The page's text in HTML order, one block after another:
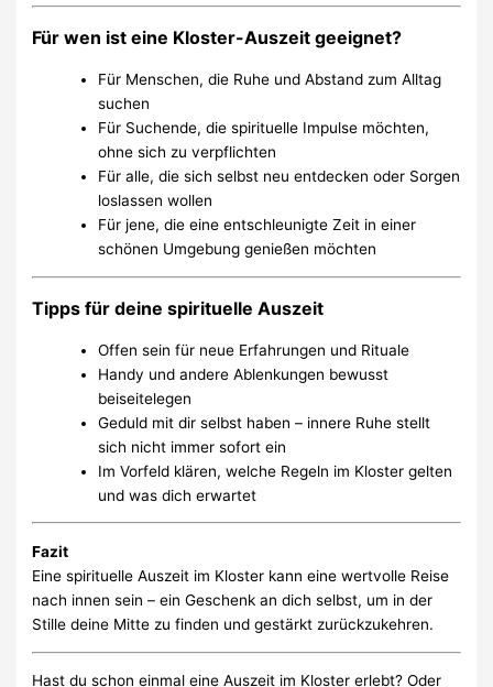
Für wen ist eine Kloster-Auszeit geeignet?
Für Menschen, die Ruhe und Abstand zum Alltag
suchen
Für Suchende, die spirituelle Impulse möchten,
ohne sich zu verpflichten
Für alle, die sich selbst neu entdecken oder Sorgen
loslassen wollen
Für jene, die eine entschleunigte Zeit in einer
schönen Umgebung genießen möchten
Tipps für deine spirituelle Auszeit
Offen sein für neue Erfahrungen und Rituale
Handy und andere Ablenkungen bewusst
beiseitelegen
Geduld mit dir selbst haben – innere Ruhe stellt
sich nicht immer sofort ein
Im Vorfeld klären, welche Regeln im Kloster gelten
und was dich erwartet
Fazit
Eine spirituelle Auszeit im Kloster kann eine wertvolle Reise
nach innen sein – ein Geschenk an dich selbst, um in der
Stille deine Mitte zu finden und gestärkt zurückzukehren.
Hast du schon einmal eine Auszeit im Kloster erlebt? Oder